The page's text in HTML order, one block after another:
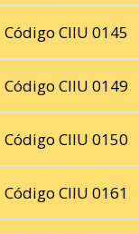
Código CIIU 0145
Código CIIU 0149
Código CIIU 0150
Código CIIU 0161